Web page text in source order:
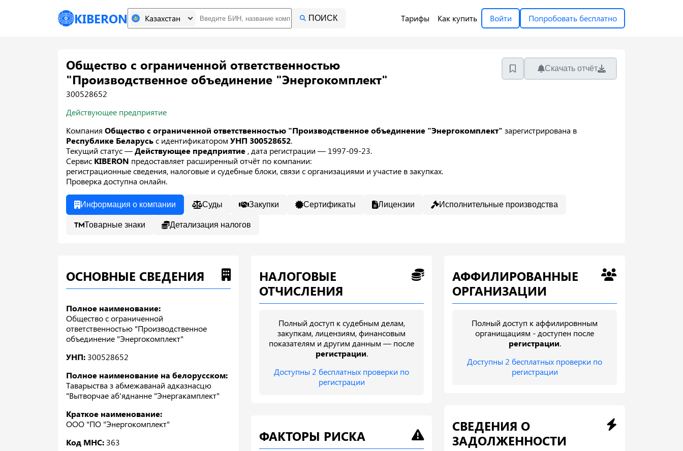
KIBERON Казахстан ПОИСК Тарифы Как купить Войти Попробовать бесплатно
Общество с ограниченной ответственностью
"Производственное объединение "Энергокомплект"
300528652
Скачать отчёт
Действующее предприятие
Компания Общество с ограниченной ответственностью "Производственное объединение "Энергокомплект" зарегистрирована в
Республике Беларусьс идентификатором УНП 300528652.
Текущий статус —Действующее предприятие , дата регистрации — 1997-09-23.
Сервис KIBERON предоставляет расширенный отчёт по компании:
регистрационные сведения, налоговые и судебные блоки, связи с организациями и участие в закупках.
Проверка доступна онлайн.
Информация о компании Суды Закупки Сертификаты Лицензии Исполнительные производства
Товарные знаки Детализация налогов
ОСНОВНЫЕ СВЕДЕНИЯ
Полное наименование:
Общество с ограниченной
ответственностью "Производственное
объединение "Энергокомплект"
УНП: 300528652
Полное наименование на белорусском:
Таварыства з абмежаванай адказнасцю
"Вытворчае аб'яднанне "Энергакамплект"
Краткое наименование:
ООО "ПО "Энергокомплект"
Код МНС: 363
НАЛОГОВЫЕ
ОТЧИСЛЕНИЯ
Полный доступ к судебным делам,
закупкам, лицензиям, финансовым
показателям и другим данным — после
регистрации.
Доступны 2 бесплатных проверки по
регистрации
ФАКТОРЫ РИСКА
АФФИЛИРОВАННЫЕ
ОРГАНИЗАЦИИ
Полный доступ к аффилировнным
органищациям - доступен после
регистрации.
Доступны 2 бесплатных проверки по
регистрации
СВЕДЕНИЯ О
ЗАДОЛЖЕННОСТИ